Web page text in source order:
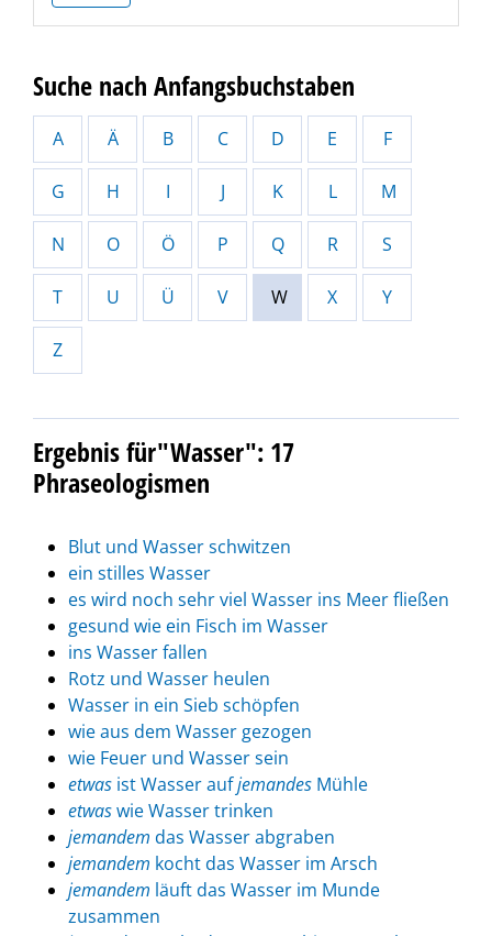
Suche nach Anfangsbuchstaben
A Ä B C D E F
G H I J K L M
N O Ö P Q R S
T U Ü V W X Y
Z
Ergebnis für"Wasser": 17
Phraseologismen
Blut und Wasser schwitzen
ein stilles Wasser
es wird noch sehr viel Wasser ins Meer fließen
gesund wie ein Fisch im Wasser
ins Wasser fallen
Rotz und Wasser heulen
Wasser in ein Sieb schöpfen
wie aus dem Wasser gezogen
wie Feuer und Wasser sein
etwas ist Wasser aufjemandes Mühle
etwaswie Wasser trinken
jemandem das Wasser abgraben
jemandem kocht das Wasser im Arsch
jemandem läuft das Wasser im Munde
zusammen